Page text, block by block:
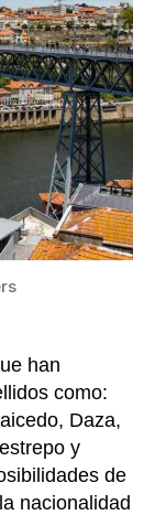
la
la
han
como:
Daza,
y
de
nacionalidad